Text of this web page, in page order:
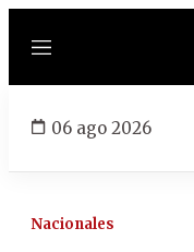
Menú
06 ago 2026
Nacionales